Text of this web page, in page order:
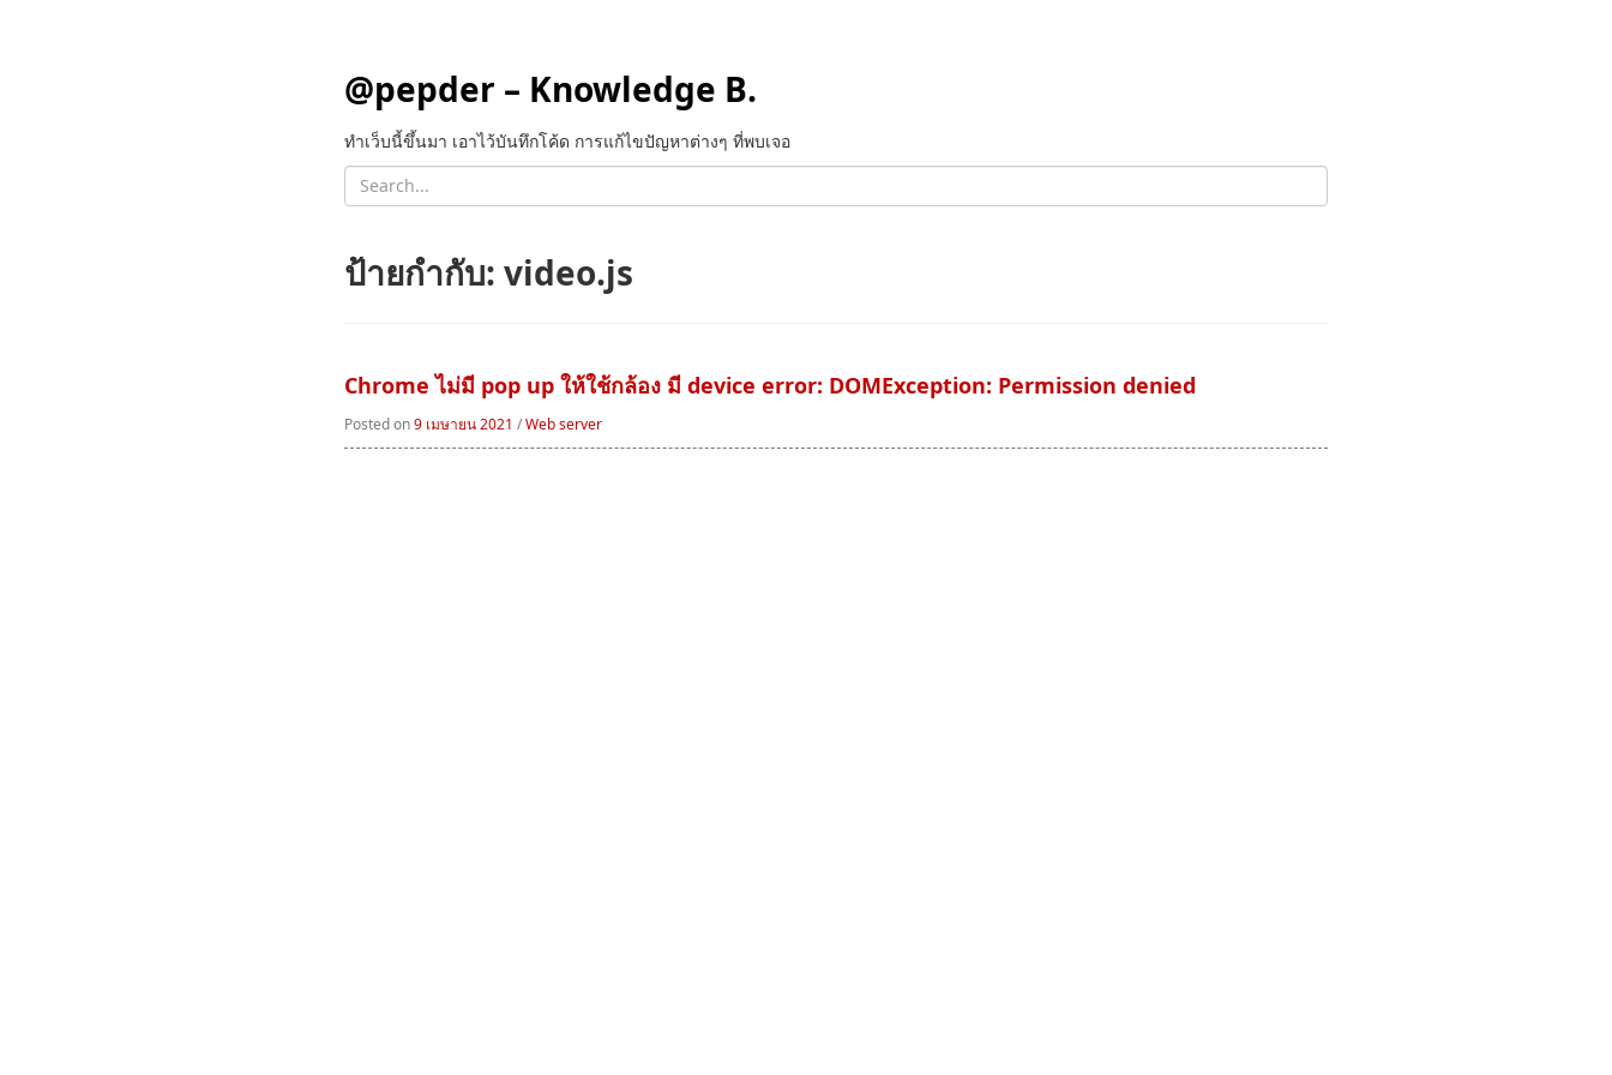
@pepder – Knowledge B.
ทำเว็บนี้ขึ้นมา เอาไว้บันทึกโค้ด การแก้ไขปัญหาต่างๆ ที่พบเจอ
ป้ายกำกับ: video.js
Chrome ไม่มี pop up ให้ใช้กล้อง มี device error: DOMException: Permission denied
Posted on9 เมษายน 2021 /Web server